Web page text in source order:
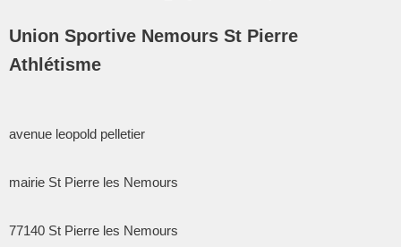
Union Sportive Nemours St Pierre
Athlétisme
avenue leopold pelletier
mairie St Pierre les Nemours
77140 St Pierre les Nemours